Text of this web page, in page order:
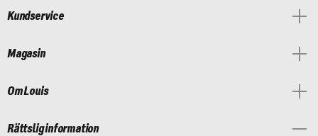
Kundservice
Magasin
Om Louis
Rättslig information